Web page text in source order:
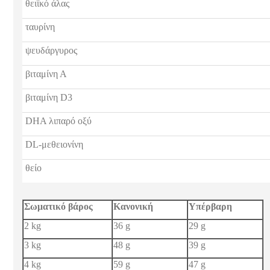
θειϊκό άλας
ταυρίνη
ψευδάργυρος
βιταμίνη Α
βιταμίνη D3
DHA λιπαρό οξύ
DL-μεθειονίνη
θείο
Σωματικό βάρος Κανονική
Υπέρβαρη
2 kg
36 g
29 g
3 kg
48 g
39 g
4 kg
59 g
47 g